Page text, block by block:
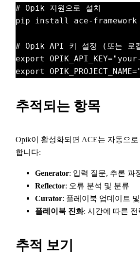
# Opik 지원으로 설치
pip install ace-
# Opik API 키 설정 (또는 로
export
export
추적되는 항목
Opik이 활성화되면 ACE는 자동으
합니다:
Generator: 입력 질문, 추론 과
Reflector: 오류 분석 및 분류
Curator: 플레이북 업데이트
플레이북 진화: 시간에 따른
추적 보기